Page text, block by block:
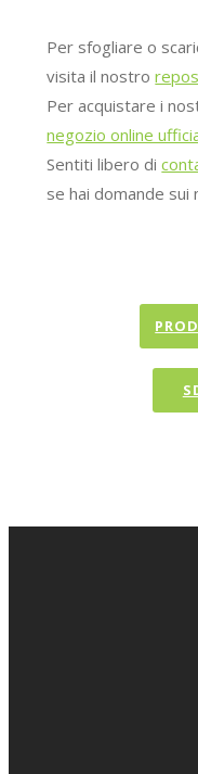
Per sfogliare o
visita il nostro
Per acquistare i
negozio online
Sentiti libero di
se hai domande